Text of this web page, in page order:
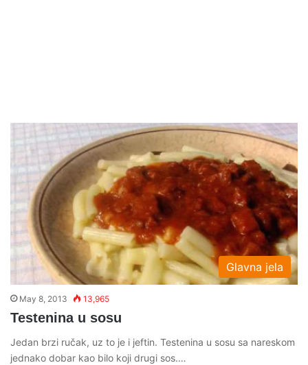
Glavna jela
May 8, 2013 13,965
Testenina u sosu
Jedan brzi ručak, uz to je i jeftin. Testenina u sosu sa nareskom
jednako dobar kao bilo koji drugi sos.…